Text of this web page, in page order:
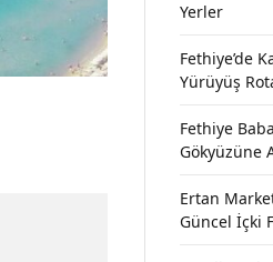
Yerler
Fethiye’de
Yürüyüş
Fethiye
Gökyüzüne
Ertan
Güncel İçki